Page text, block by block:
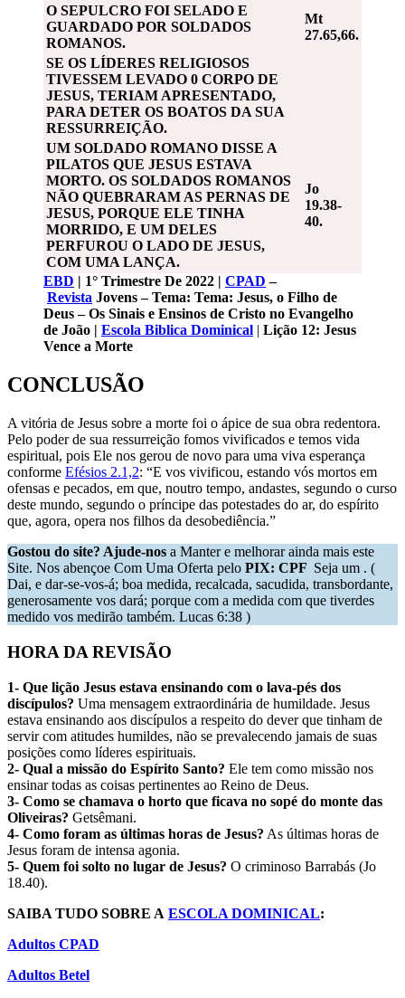
O SEPULCRO FOI SELADO E
GUARDADO POR SOLDADOS
ROMANOS.
Mt
27.65,66.
SE OS LÍDERES RELIGIOSOS
TIVESSEM LEVADO 0 CORPO DE
JESUS, TERIAM APRESENTADO,
PARA DETER OS BOATOS DA SUA
RESSURREIÇÃO.
UM SOLDADO ROMANO DISSE A
PILATOS QUE JESUS ESTAVA
MORTO. OS SOLDADOS ROMANOS
NÃO QUEBRARAM AS PERNAS DE
JESUS, PORQUE ELE TINHA
MORRIDO, E UM DELES
PERFUROU O LADO DE JESUS,
COM UMA LANÇA.
Jo
19.38-
40.
EBD | 1° Trimestre De 2022 | CPAD –
Revista Jovens – Tema: Tema: Jesus, o Filho de
Deus – Os Sinais e Ensinos de Cristo no Evangelho
de João | Escola Biblica Dominical | Lição 12: Jesus
Vence a Morte
CONCLUSÃO
A vitória de Jesus sobre a morte foi o ápice de sua obra redentora.
Pelo poder de sua ressurreição fomos vivificados e temos vida
espiritual, pois Ele nos gerou de novo para uma viva esperança
conforme Efésios 2.1,2: “E vos vivificou, estando vós mortos em
ofensas e pecados, em que, noutro tempo, andastes, segundo o curso
deste mundo, segundo o príncipe das potestades do ar, do espírito
que, agora, opera nos filhos da desobediência.”
Gostou do site? Ajude-nos a Manter e melhorar ainda mais este
Site. Nos abençoe Com Uma Oferta pelo PIX: CPF Seja um . (
Dai, e dar-se-vos-á; boa medida, recalcada, sacudida, transbordante,
generosamente vos dará; porque com a medida com que tiverdes
medido vos medirão também. Lucas 6:38 )
HORA DA REVISÃO
1- Que lição Jesus estava ensinando com o lava-pés dos
discípulos? Uma mensagem extraordinária de humildade. Jesus
estava ensinando aos discípulos a respeito do dever que tinham de
servir com atitudes humildes, não se prevalecendo jamais de suas
posições como líderes espirituais.
2- Qual a missão do Espírito Santo? Ele tem como missão nos
ensinar todas as coisas pertinentes ao Reino de Deus.
3- Como se chamava o horto que ficava no sopé do monte das
Oliveiras? Getsêmani.
4- Como foram as últimas horas de Jesus? As últimas horas de
Jesus foram de intensa agonia.
5- Quem foi solto no lugar de Jesus? O criminoso Barrabás (Jo
18.40).
SAIBA TUDO SOBRE A ESCOLA DOMINICAL:
Adultos CPAD
Adultos Betel